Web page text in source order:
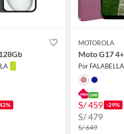
MOTOROLA
Moto G17
Por FALABELLA
S/ 459 -29%
S/ 479
S/ 649